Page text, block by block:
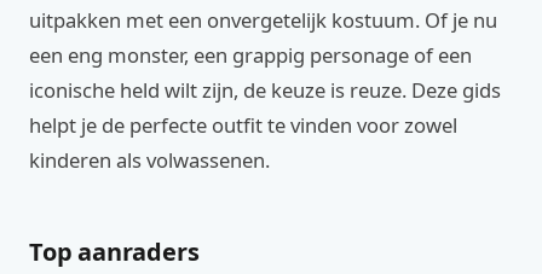
uitpakken met een onvergetelijk kostuum. Of je nu
een eng monster, een grappig personage of een
iconische held wilt zijn, de keuze is reuze. Deze gids
helpt je de perfecte outfit te vinden voor zowel
kinderen als volwassenen.
Top aanraders